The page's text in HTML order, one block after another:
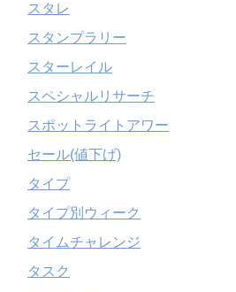
スタレ
スタンプラリー
スターレイル
スペシャルリサーチ
スポットライトアワー
セール(値下げ)
タイプ
タイプ別ウィーク
タイムチャレンジ
タスク